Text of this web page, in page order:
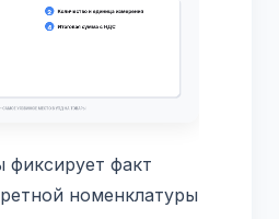
факт
номенклатуры